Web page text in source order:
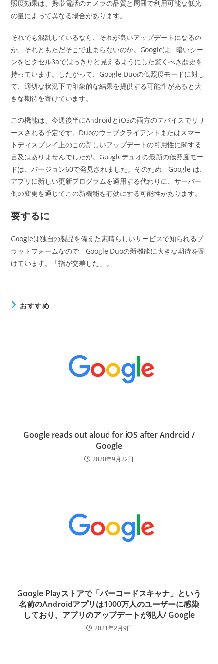
照度効果は、携帯電話のカメラの品質と周囲で利用可能な低光
の量によって異なる場合があります。
それでも混乱しているなら、それが良いアップデートになるの
か、それともただそこで止まらないのか。Googleは、暗いシー
ンをピクセル3aではっきりと見えるようにした驚くべき歴史を
持っています。したがって、Google Duoの低照度モードに対し
て、適切な状況下で印象的な結果を提供する可能性があると大
きな期待を寄けています。
この機能は、今週後半にAndroidとiOSの両方のデバイスでリリ
ースされる予定です。Duoのウェブクライアントまたはスマー
トディスプレイ上のこの新しいアップデートの可用性に関する
言及はありませんでしたが。Googleデュオの最新の低照度モー
ドは、バージョン60で発見されました。そのため、Google は、
アプリに新しい更新プログラムを適用する代わりに、サーバー
側の変更を通じてこの新機能を有効にする可能性があります。
要するに
Googleは独自の製品を備えた素晴らしいサービスで知られるプ
ラットフォームなので、Google Duoの新機能に大きな期待を寄
けています。「指が交差した」。
おすすめ
Google reads out aloud for iOS after Android /
Google
2020年9月22日
Google Playストアで「バーコードスキャナ」という
名前のAndroidアプリは1000万人のユーザーに感染
しており、アプリのアップデートが犯人/ Google
2021年2月9日